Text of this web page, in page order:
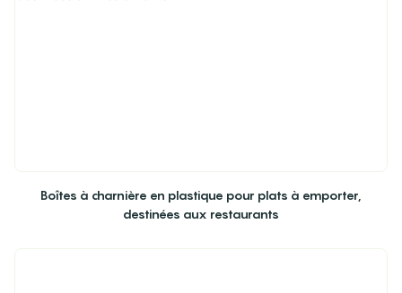
Boîtes à charnière en plastique pour plats à emporter,
destinées aux restaurants